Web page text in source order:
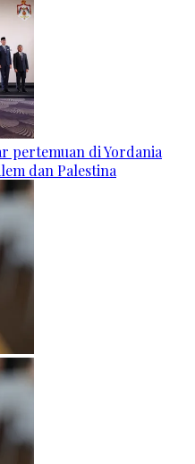
pertemuan di Yordania
dan Palestina